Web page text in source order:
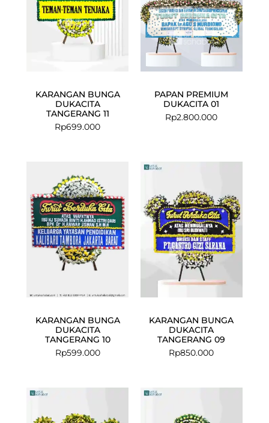
KARANGAN BUNGA
DUKACITA
TANGERANG 11
Rp699.000
PAPAN PREMIUM
DUKACITA 01
Rp2.800.000
KARANGAN BUNGA
DUKACITA
TANGERANG 10
Rp599.000
KARANGAN BUNGA
DUKACITA
TANGERANG 09
Rp850.000